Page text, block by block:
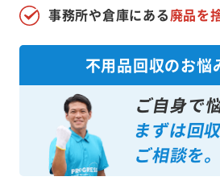
事務所や倉庫にある廃品を
不用品回収のお悩
ご自身で
まずは回
ご相談を。